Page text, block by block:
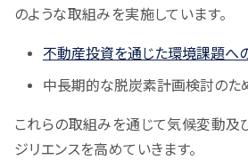
のような取組みを実施しています。
不動産投資を通じた環境課題へ
中長期的な脱炭素計画検討のた
これらの取組みを通じて気候変動及
ジリエンスを高めていきます。